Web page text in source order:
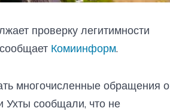
проверку легитимности
Комиинформ.
многочисленные обращения о
Ухты сообщали, что не